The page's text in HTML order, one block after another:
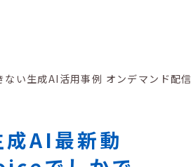
い生成AI活用事例 オンデマンド配
AI最新動